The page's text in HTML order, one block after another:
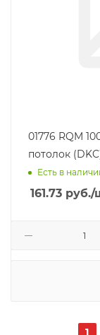
01776 RQM
потолок
Есть в
161.73 руб./
1